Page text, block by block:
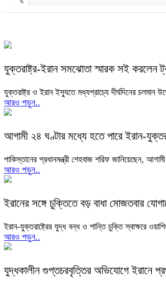
যুক্তরাষ্ট্র-ইরান সমঝোতা স্মারক সই করলেন
যুক্তরাষ্ট্র ও ইরান ইস্যুতে মধ্যপ্রাচ্যে দীর্ঘদিনের চলমান
আরও পড়ুন..
আগামী ২৪ ঘণ্টার মধ্যে হতে পারে ইরান-
পাকিস্তানের প্রধানমন্ত্রী শেহবাজ শরিফ জানিয়েছেন,
আরও পড়ুন..
ইরানের সঙ্গে চুক্তিতে বড় বাধা মোজতবার
ইরান-যুক্তরাষ্ট্রের যুদ্ধ বন্ধ ও শান্তি চুক্তি স্বাক্ষরে
আরও পড়ুন..
যুদ্ধকালীন গুপ্তচরবৃত্তির অভিযোগে ইরানে